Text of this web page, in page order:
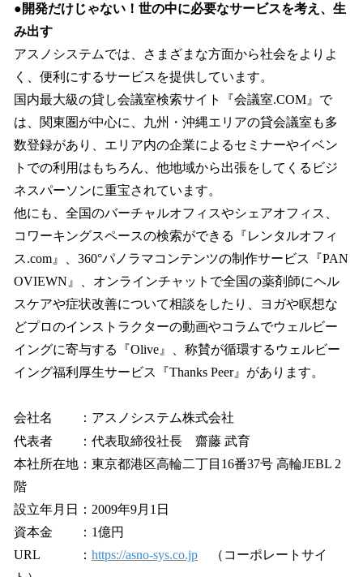
●開発だけじゃない！世の中に必要なサービスを考え、生
み出す
アスノシステムでは、さまざまな方面から社会をよりよ
く、便利にするサービスを提供しています。
国内最大級の貸し会議室検索サイト『会議室.COM』で
は、関東圏が中心に、九州・沖縄エリアの貸会議室も多
数登録があり、エリア内の企業によるセミナーやイベン
トでの利用はもちろん、他地域から出張をしてくるビジ
ネスパーソンに重宝されています。
他にも、全国のバーチャルオフィスやシェアオフィス、
コワーキングスペースの検索ができる『レンタルオフィ
ス.com』、360°パノラマコンテンツの制作サービス『PAN
OVIEWN』、オンラインチャットで全国の薬剤師にヘル
スケアや症状改善について相談をしたり、ヨガや瞑想な
どプロのインストラクターの動画やコラムでウェルビー
イングに寄与する『Olive』、称賛が循環するウェルビー
イング福利厚生サービス『Thanks Peer』があります。
会社名 ：アスノシステム株式会社
代表者 ：代表取締役社長 齋藤 武育
本社所在地：東京都港区高輪二丁目16番37号 高輪JEBL 2
階
設立年月日：2009年9月1日
資本金 ：1億円
URL ： https://asno-sys.co.jp （コーポレートサイ